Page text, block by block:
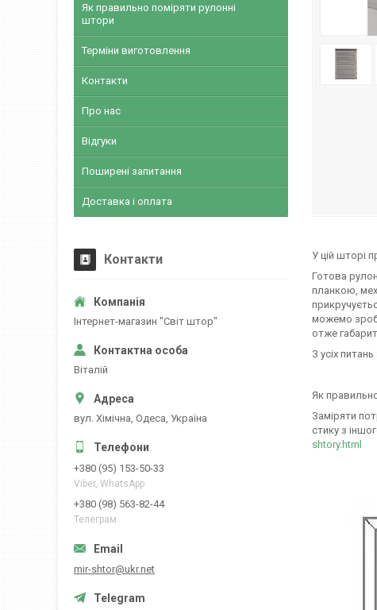
У цій шторі
Готова
планкою,
можемо
отже
З усіх
Як
Заміряти
стику з
shtory.html
Як правильно поміряти рулонні
штори
Терміни виготовлення
Контакти
Про нас
Відгуки
Поширені запитання
Доставка і оплата
Контакти
Iнтернет-магазин "Свiт штор"
Вiталiй
вул. Хiмiчна, Одеса, Україна
+380 (95) 153-50-33
Viber, WhatsApp
+380 (98) 563-82-44
Телеграм
mir-shtor@ukr.net